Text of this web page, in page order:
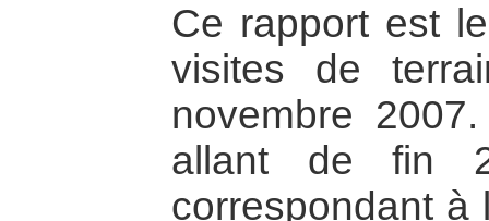
Ce rapport est
visites de
novembre
allant de fin
correspondant à